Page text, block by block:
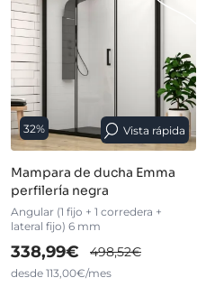
32% Vista rápida
Mampara de ducha Emma
perfilería negra
Angular (1 fijo + 1 corredera +
lateral fijo) 6 mm
338,99€ 498,52€
desde 113,00€/mes